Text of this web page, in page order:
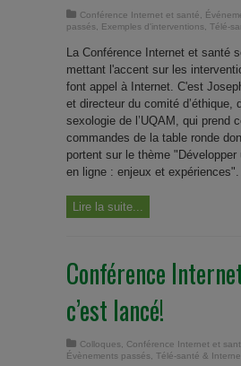
Conférence Internet et santé
passés
Exemples d'interventions Télé-
La Conférence Internet et santé
mettant l'accent sur les
font appel à Internet. C'est
et directeur du comité d’éthique,
sexologie de l’UQAM, qui prend
commandes de la table ronde
portent sur le thème "Développer
en ligne : enjeux et expériences".
Lire la suite...
Conférence
c’est lancé!
Colloques Conférence Internet et
Évènements passés Télé-santé &